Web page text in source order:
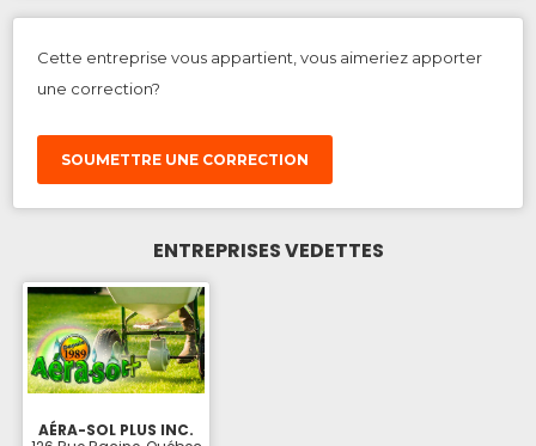
Cette entreprise vous appartient, vous aimeriez apporter
une correction?
SOUMETTRE UNE CORRECTION
ENTREPRISES VEDETTES
AÉRA-SOL PLUS INC.